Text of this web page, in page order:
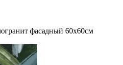
фасадный 60x60см